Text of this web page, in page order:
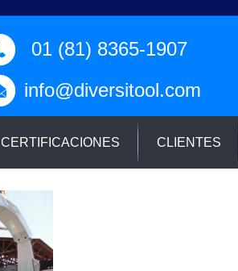
info@diversitool.com
01 (81) 8365-1907
CERTIFICACIONES CLIENTES